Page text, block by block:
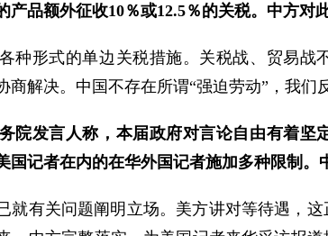
品额外征收10％或12.5％的关税。中方对
种形式的单边关税措施。关税战、贸易战
解决。中国不存在所谓“强迫劳动”，我们
院发言人称，本届政府对言论自由有着
国记者在内的在华外国记者施加多种限制。
就有关问题阐明立场。美方讲对等待遇，